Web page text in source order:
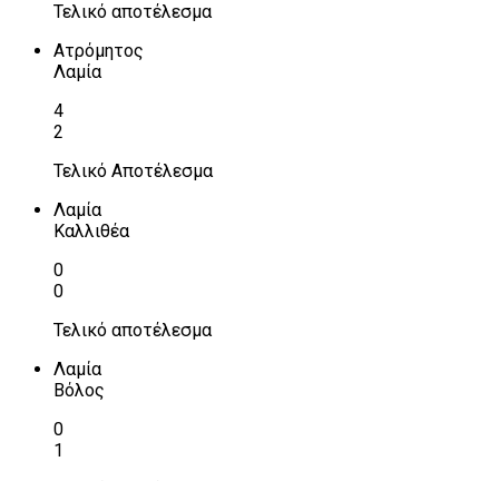
Τελικό αποτέλεσμα
Ατρόμητος
Λαμία
4
2
Τελικό Αποτέλεσμα
Λαμία
Καλλιθέα
0
0
Τελικό αποτέλεσμα
Λαμία
Βόλος
0
1